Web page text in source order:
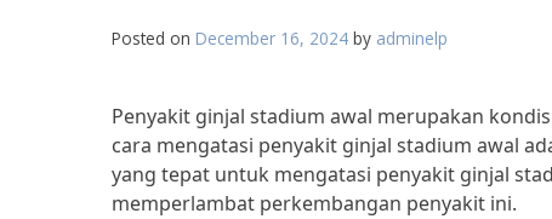
Posted on December 16, 2024 by adminelp
Penyakit ginjal stadium awal merupakan
cara mengatasi penyakit ginjal stadium awal
yang tepat untuk mengatasi penyakit ginjal
memperlambat perkembangan penyakit ini.